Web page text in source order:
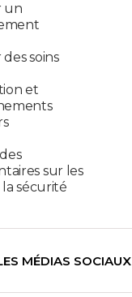
un
soins
et
sur les
la sécurité
MÉDIAS SOCIAUX